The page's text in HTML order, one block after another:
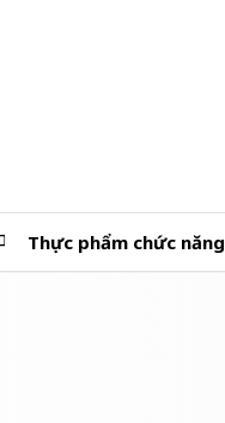
Thực phẩm chức năng